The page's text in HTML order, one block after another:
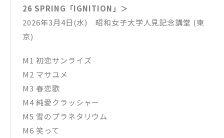
26 SPRING「IGNITION」＞
2026年3月4日(水) 昭和女子大学人見記念講堂 (東
京)
M1 初恋サンライズ
M2 マサユメ
M3 春恋歌
M4 純愛クラッシャー
M5 雪のプラネタリウム
M6 笑って